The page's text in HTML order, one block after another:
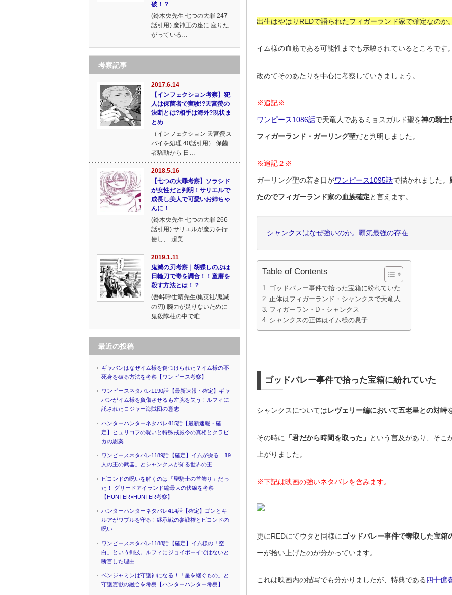
出生はやはりREDで語られたフィガーランド家で確定なのか。
イム様の血筋である可能性までも示唆されているところです。
改めてそのあたりを中心に考察していきましょう。
※追記※
ワンピース1086話で天竜人であるミョスガルド聖を神の騎士
フィガーランド・ガーリング聖だと判明しました。
※追記２※
ガーリング聖の若き日がワンピース1095話で描かれました。
たのでフィガーランド家の血族確定と言えます。
シャンクスはなぜ強いのか。覇気最強の存在
Table of Contents
ゴッドバレー事件で拾った宝箱に紛れていた
正体はフィガーランド・シャンクスで天竜人
フィガーラン・D・シャンクス
シャンクスの正体はイム様の息子
ゴッドバレー事件で拾った宝箱に紛れていた
シャンクスについてはレヴェリー編において五老星との対峙
その時に 「君だから時間を取った」 という言及があり、そこ
上がりました。
※下記は映画の強いネタバレを含みます。
更にREDにてウタと同様に ゴッドバレー事件で奪取した宝箱
ーが拾い上げたのが分かっています。
これは映画内の描写でも分かりましたが、特典である四十億
破！？
(鈴木央先生 七つの大罪 247
話引用) 魔神王の座に 座りた
がっている…
考察記事
2017.6.14
【インフェクション考察】犯
人は保菌者で実験!?天宮螢の
決断とは?相手は海外?現状ま
とめ
（インフェクション 天宮螢ス
パイを処理 40話引用） 保菌
者騒動から 日…
2018.5.16
【七つの大罪考察】ソラシド
が女性だと判明！サリエルで
成長し美人で可愛いお姉ちゃ
んに！
(鈴木央先生 七つの大罪 266
話引用) サリエルが魔力を行
使し、 超美…
2019.1.11
鬼滅の刃考察｜胡蝶しのぶは
日輪刀で毒を調合！！童磨を
殺す方法とは！？
(吾峠呼世晴先生/集英社/鬼滅
の刃) 腕力が足りないために
鬼殺隊柱の中で唯…
最近の投稿
ギャバンはなぜイム様を傷つけられた？イム様の不
死身を破る方法を考察【ワンピース考察】
ワンピースネタバレ1190話【最新速報・確定】ギャ
バンがイム様を負傷させるも左腕を失う！ルフィに
託されたロジャー海賊団の意志
ハンターハンターネタバレ415話【最新速報・確
定】ヒュリコフの呪いと特殊戒厳令の真相とクラピ
カの思案
ワンピースネタバレ1189話【確定】イムが操る「19
人の王の武器」とシャンクスが知る世界の王
ビヨンドの呪いを解くのは「聖騎士の首飾り」だっ
た！ グリードアイランド編最大の伏線を考察
【HUNTER×HUNTER考察】
ハンターハンターネタバレ414話【確定】ゴンとキ
ルアがワブルを守る！継承戦の参戦権とビヨンドの
呪い
ワンピースネタバレ1188話【確定】イム様の「空
白」という剣技。ルフィにジョイボーイではないと
断言した理由
ベンジャミンは守護神になる！「星を継ぐもの」と
守護霊獣の融合を考察【ハンターハンター考察】